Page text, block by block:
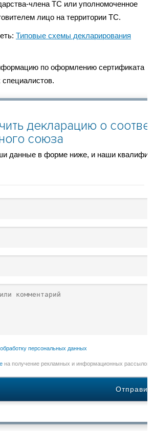
члена ТС или уполномоченное
лицо на территории ТС.
Типовые схемы декларирования
по оформлению сертификата
декларацию о
союза
данные в форме ниже, и наши
персональных данных
на получение рекламных и информационных рассылок